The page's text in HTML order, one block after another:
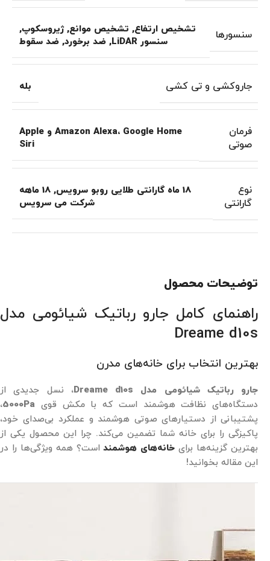
توضیحات محصول
راهنمای کامل جارو رباتیک شیائومی مدل
Dreame d10s
بهترین انتخاب برای خانه‌های مدرن
جارو رباتیک شیائومی مدل Dreame d10s
، نسل جدیدی از
دستگاه‌های نظافت هوشمند است که با مکش قوی 5000Pa،
پشتیبانی از دستیارهای صوتی هوشمند و عملکرد بی‌صدای خود،
پاکیزگی را برای خانه شما تضمین می‌کند. چرا این محصول یکی از
بهترین گزینه‌ها برای خانه‌های هوشمنداست؟ همه ویژگی‌ها را در
این مقاله بخوانید!
سنسورها تشخیص ارتفاع, تشخیص موانع,ژیروسکوپ,
سنسور LiDAR
, ضد برخورد, ضد سقوط
جاروکشی و تی کشی بله
فرمان
صوتی
Amazon Alexa، Google Home و Apple
Siri
نوع
گارانتی
18 ماه گارانتی طلایی روبو سرویس ,
18 ماهه
شرکت می سرویس